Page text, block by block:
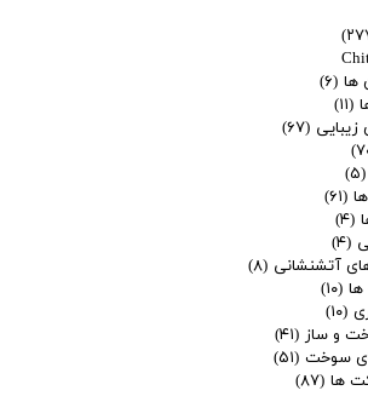
ها (۶)
(۱۱)
(۶۷)
(۵)
(۶۱)
(۴)
(۴)
آتشنشانی (۸)
ها (۱۰)
(۱۰)
و ساز (۴۱)
سوخت (۵۱)
ها (۸۷)